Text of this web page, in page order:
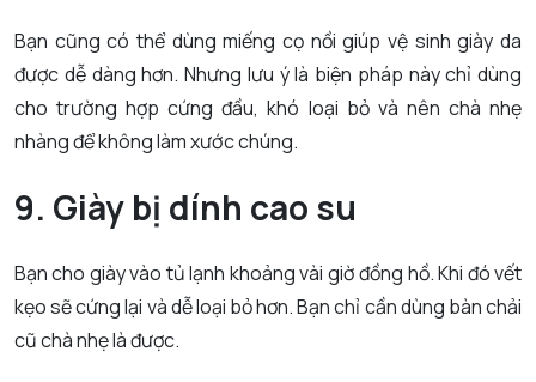
Bạn cũng có thể dùng miếng cọ nồi giúp vệ sinh giày da
được dễ dàng hơn. Nhưng lưu ý là biện pháp này chỉ dùng
cho trường hợp cứng đầu, khó loại bỏ và nên chà nhẹ
nhàng để không làm xước chúng.
9. Giày bị dính cao su
Bạn cho giày vào tủ lạnh khoảng vài giờ đồng hồ. Khi đó vết
kẹo sẽ cứng lại và dễ loại bỏ hơn. Bạn chỉ cần dùng bàn chải
cũ chà nhẹ là được.